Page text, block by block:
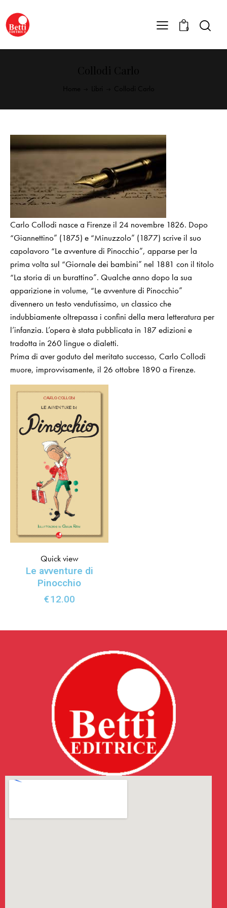
0
Carlo Collodi nasce a Firenze il 24 novembre 1826. Dopo
“Giannettino” (1875) e “Minuzzolo” (1877) scrive il suo
capolavoro “Le avventure di Pinocchio”, apparse per la
prima volta sul “Giornale dei bambini” nel 1881 con il titolo
“La storia di un burattino”. Qualche anno dopo la sua
apparizione in volume, “Le avventure di Pinocchio”
divennero un testo vendutissimo, un classico che
indubbiamente oltrepassa i confini della mera letteratura per
l’infanzia. L’opera è stata pubblicata in 187 edizioni e
tradotta in 260 lingue o dialetti.
Prima di aver goduto del meritato successo, Carlo Collodi
muore, improvvisamente, il 26 ottobre 1890 a Firenze.
Le avventure di
Pinocchio
€12.00
Quick view